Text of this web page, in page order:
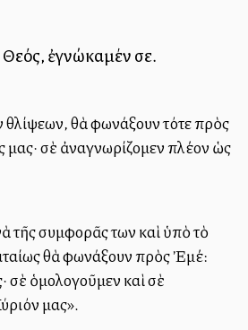
Θεός, ἐγνώκαμέν σε.
θὰ φωνάξουν τότε πρὸς
μας· σὲ ἀναγνωρίζομεν πλέον ὡς
τῆς συμφορᾶς των καὶ ὑπὸ τὸ
θὰ φωνάξουν πρὸς Ἐμέ:
σὲ ὁμολογοῦμεν καὶ σὲ
μας».